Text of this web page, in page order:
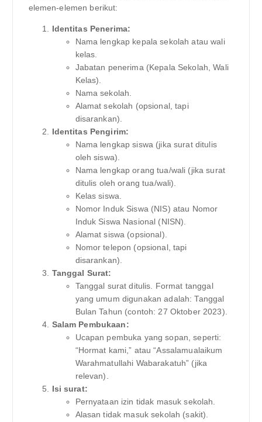
elemen-elemen berikut:
Identitas Penerima:
Nama lengkap kepala sekolah atau wali
kelas.
Jabatan penerima (Kepala Sekolah, Wali
Kelas).
Nama sekolah.
Alamat sekolah (opsional, tapi
disarankan).
Identitas Pengirim:
Nama lengkap siswa (jika surat ditulis
oleh siswa).
Nama lengkap orang tua/wali (jika surat
ditulis oleh orang tua/wali).
Kelas siswa.
Nomor Induk Siswa (NIS) atau Nomor
Induk Siswa Nasional (NISN).
Alamat siswa (opsional).
Nomor telepon (opsional, tapi
disarankan).
Tanggal Surat:
Tanggal surat ditulis. Format tanggal
yang umum digunakan adalah: Tanggal
Bulan Tahun (contoh: 27 Oktober 2023).
Salam Pembukaan:
Ucapan pembuka yang sopan, seperti:
“Hormat kami,” atau “Assalamualaikum
Warahmatullahi Wabarakatuh” (jika
relevan).
Isi surat:
Pernyataan izin tidak masuk sekolah.
Alasan tidak masuk sekolah (sakit).